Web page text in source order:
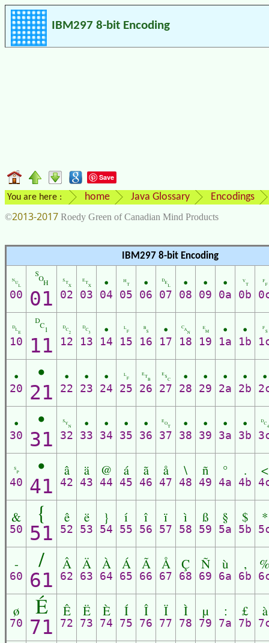
IBM297 8-bit Encoding
Save
You are here : home Java Glossary Encodings
©2013-2017 Roedy Green of Canadian Mind Products
IBM297 8-bit Encoding
␀
00
␁
01
␂
02
␃
03
•
04
␉
05
•
06
␡
07
•
08
•
09
•
0a
␋
0b
␐
10
␑
11
␒
12
␓
13
•
14
␊
15
␈
16
•
17
␘
18
␙
19
•
1a
•
1b
•
20
•
21
•
22
•
23
•
24
␊
25
␗
26
␛
27
•
28
•
29
•
2a
•
2b
•
•
30
•
31
␖
32
•
33
•
34
•
35
•
36
␄
37
•
38
•
39
•
3a
•
3b
␠
40
•
41
â
42
ä
43
@
44
á
45
ã
46
å
47
\
48
ñ
49
°
4a
.
4b
<
&
50
{
51
ê
52
ë
53
}
54
í
55
î
56
ï
57
ì
58
ß
59
§
5a
$
5b
*
-
60
/
61
Â
62
Ä
63
À
64
Á
65
Ã
66
Å
67
Ç
68
Ñ
69
ù
6a
,
6b
ø
70
É
71
Ê
72
Ë
73
È
74
Í
75
Î
76
Ï
77
Ì
78
µ
79
:
7a
£
7b
à